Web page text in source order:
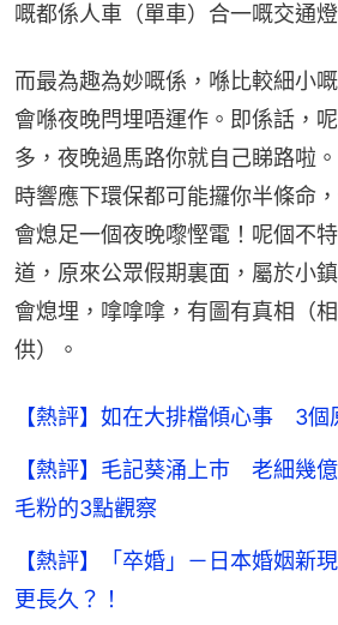
嘅都係人車（單車）合一嘅交通燈
而最為趣為妙嘅係，喺比較細小
會喺夜晚閂埋唔運作。即係話，
多，夜晚過馬路你就自己睇路啦
時響應下環保都可能攞你半條命
會熄足一個夜晚嚟慳電！呢個不
道，原來公眾假期裏面，屬於小
會熄埋，嗱嗱嗱，有圖有真相（
供）。
【熱評】如在大排檔傾心事 3個
【熱評】毛記葵涌上巿 老細幾
毛粉的3點觀察
【熱評】「卒婚」－日本婚姻新
更長久？！